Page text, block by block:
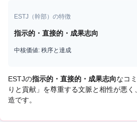
ESTJ （幹部）の特徴
指示的・直接的・成果志向
中核価値: 秩序と達成
ESTJの指示的・直接的・成果志向なコ
りと貢献 」を尊重する文脈と相性が悪く、
造です。